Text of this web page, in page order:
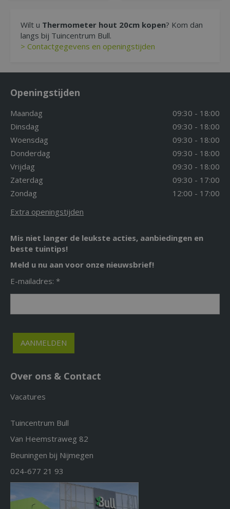
Wilt u Thermometer hout 20cm kopen? Kom dan
langs bij Tuincentrum Bull.
> Contactgegevens en openingstijden
Openingstijden
Maandag
09:30 - 18:00
Dinsdag
09:30 - 18:00
Woensdag
09:30 - 18:00
Donderdag
09:30 - 18:00
Vrijdag
09:30 - 18:00
Zaterdag
09:30 - 17:00
Zondag
12:00 - 17:00
Extra openingstijden
Mis niet langer de leukste acties, aanbiedingen en
beste tuintips!
Meld u nu aan voor onze nieuwsbrief!
E-mailadres: *
Over ons & Contact
Vacatures
Tuincentrum Bull
Van Heemstraweg 82
Beuningen bij Nijmegen
024-677 21 93